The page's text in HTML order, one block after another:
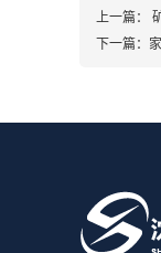
上一篇：
下一篇：